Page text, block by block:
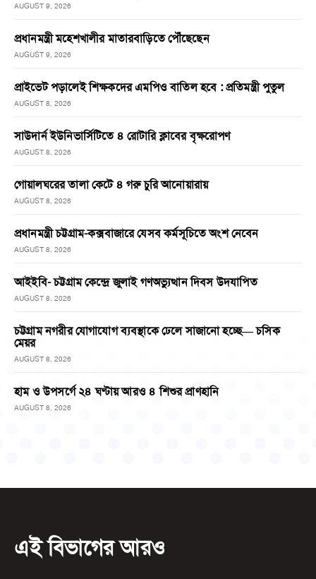
AUGUST 9, 2026
প্রধানমন্ত্রী মহেশখালীর মাতারবাড়িতে পৌঁছেছেন
AUGUST 9, 2026
প্রাইভেট পড়ালেই শিক্ষকদের এমপিও বাতিল হবে : প্রতিমন্ত্রী পুতুল
AUGUST 8, 2026
সাউদার্ন ইউনিভার্সিটিতে ৪ রোটারি ক্লাবের বৃক্ষরোপণ
AUGUST 8, 2026
গোয়ালঘরের তালা কেটে ৪ গরু চুরি আনোয়ারায়
AUGUST 8, 2026
প্রধানমন্ত্রী চট্টগ্রাম-কক্সবাজারে যেসব কর্মসূচিতে অংশ নেবেন
AUGUST 8, 2026
আইইবি- চট্টগ্রাম কেন্দ্রে জুলাই গণঅভ্যুত্থান দিবস উদযাপিত
AUGUST 8, 2026
চট্টগ্রাম নগরীর যোগাযোগ ব্যবস্থাকে ঢেলে সাজানো হচ্ছে— চসিক
মেয়র
AUGUST 8, 2026
হাম ও উপসর্গে ২৪ ঘণ্টায় আরও ৪ শিশুর প্রাণহানি
AUGUST 8, 2026
এই বিভাগের আরও